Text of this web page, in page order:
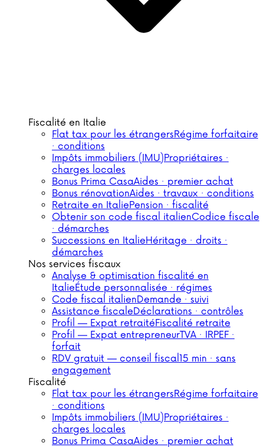
Fiscalité en Italie
Flat tax pour les étrangersRégime forfaitaire
· conditions
Impôts immobiliers (IMU)Propriétaires ·
charges locales
Bonus Prima CasaAides · premier achat
Bonus rénovationAides · travaux · conditions
Retraite en ItaliePension · fiscalité
Obtenir son code fiscal italienCodice fiscale
· démarches
Successions en ItalieHéritage · droits ·
démarches
Nos services fiscaux
Analyse & optimisation fiscalité en
ItalieÉtude personnalisée · régimes
Code fiscal italienDemande · suivi
Assistance fiscaleDéclarations · contrôles
Profil — Expat retraitéFiscalité retraite
Profil — Expat entrepreneurTVA · IRPEF ·
forfait
RDV gratuit — conseil fiscal15 min · sans
engagement
Fiscalité
Flat tax pour les étrangersRégime forfaitaire
· conditions
Impôts immobiliers (IMU)Propriétaires ·
charges locales
Bonus Prima CasaAides · premier achat